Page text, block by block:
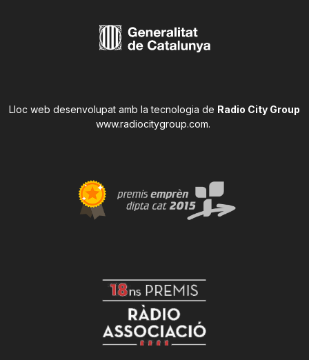
Lloc web desenvolupat amb la tecnologia de Radio City Group
www.radiocitygroup.com.